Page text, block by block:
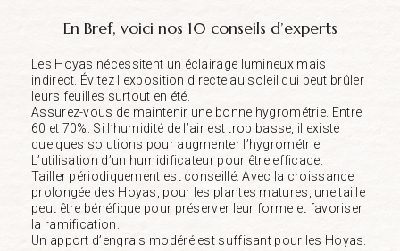
En Bref, voici nos 10 conseils d’experts
Les Hoyas nécessitent un éclairage lumineux mais
indirect. Évitez l’exposition directe au soleil qui peut brûler
leurs feuilles surtout en été.
Assurez-vous de maintenir une bonne hygrométrie. Entre
60 et 70%. Si l’humidité de l’air est trop basse, il existe
quelques solutions pour augmenter l’hygrométrie.
L’utilisation d’un humidificateur pour être efficace.
Tailler périodiquement est conseillé. Avec la croissance
prolongée des Hoyas, pour les plantes matures, une taille
peut être bénéfique pour préserver leur forme et favoriser
la ramification.
Un apport d’engrais modéré est suffisant pour les Hoyas.